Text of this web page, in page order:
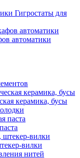
Гигростаты для
автоматики
керамика, бусы
вилки